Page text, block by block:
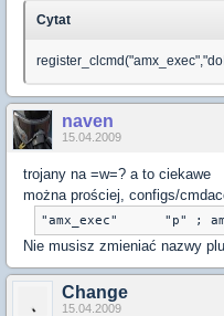
Cytat
naven
15.04.2009
trojany na =w=? a to ciekawe
można prościej, configs/
"amx_exec"
Nie musisz zmieniać nazwy
Change
15.04.2009